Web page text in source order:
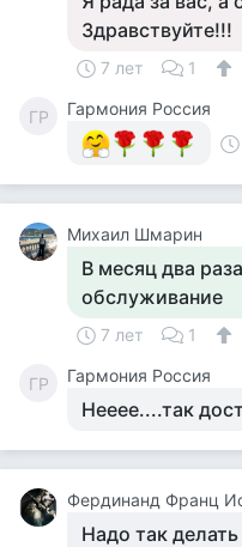
Здравствуйте!!!
7 лет 1
ГР
Гармония Россия
Михаил Шмарин
В месяц два
обслуживание
7 лет 1
ГР Гармония Россия
Нееее....так
Фердинанд Франц
Надо так